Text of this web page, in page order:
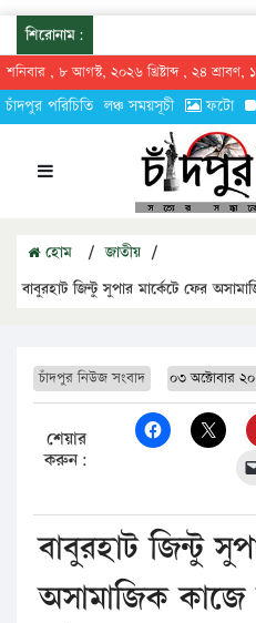
শিরোনাম:
শনিবার , ৮ আগস্ট, ২০২৬ খ্রিষ্টাব্দ , ২৪ শ্রাবণ,
চাঁদপুর পরিচিতি লঞ্চ সময়সূচী ফটো
হোম / জাতীয় /
বাবুরহাট জিন্টু সুপার মার্কেটে ফের
চাঁদপুর নিউজ সংবাদ ০৩ অক্টোবার
শেয়ার
করুন:
বাবুরহাট জিন্টু
অসামাজিক কাজে